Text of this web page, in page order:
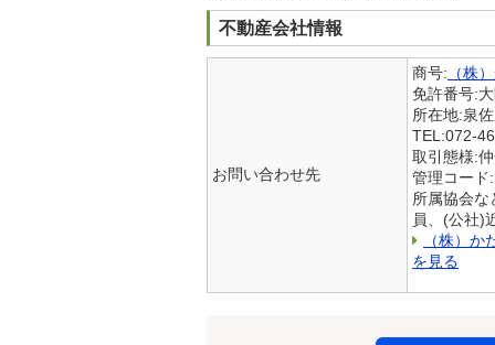
不動産会社情報
お問い合わせ先
商号: （株
免許番号:
所在地:泉
TEL:072-
取引態様:
管理コード:
所属協会な
員、(公社)
（株）
を見る